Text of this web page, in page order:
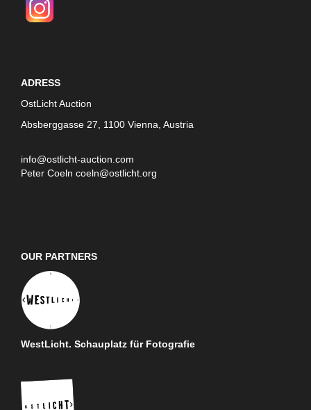
ADRESS
OstLicht Auction
Absberggasse 27, 1100 Vienna, Austria
info@ostlicht-auction.com
Peter Coeln coeln@ostlicht.org
OUR PARTNERS
WestLicht. Schauplatz für Fotografie